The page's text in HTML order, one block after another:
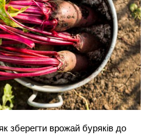
зберегти врожай буряків до